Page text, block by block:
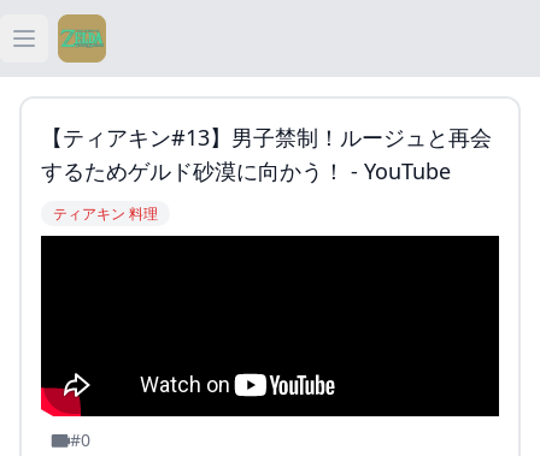
Open main menu
ティアキン
ティアキン 祠
【ティアキン#13】男子禁制！ルージュと再会
するためゲルド砂漠に向かう！ - YouTube
ティアキン 料理
#0